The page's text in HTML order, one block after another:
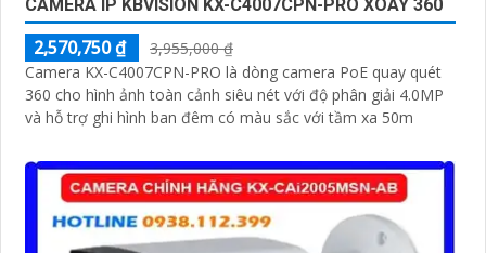
CAMERA IP KBVISION KX-C4007CPN-PRO XOAY 360
2,570,750 ₫
3,955,000 ₫
Camera KX-C4007CPN-PRO là dòng camera PoE quay quét
360 cho hình ảnh toàn cảnh siêu nét với độ phân giải 4.0MP
và hỗ trợ ghi hình ban đêm có màu sắc với tầm xa 50m